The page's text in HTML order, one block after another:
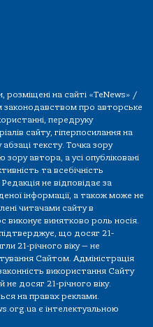
розміщені на сайті «TeNews» /
законодавством про авторське
передруку
сайту, гіперпосилання на
тексту. Точка зору
автора, а усі опубліковані
та всебічність
не відповідає за
інформації, а також може не
читачами сайту в
винятково роль носія.
що досяг 21-
21-річного віку — не
Сайтом. Адміністрація
використання Сайту
не досяг 21-річного віку.
на правах реклами.
є інтелектуальною